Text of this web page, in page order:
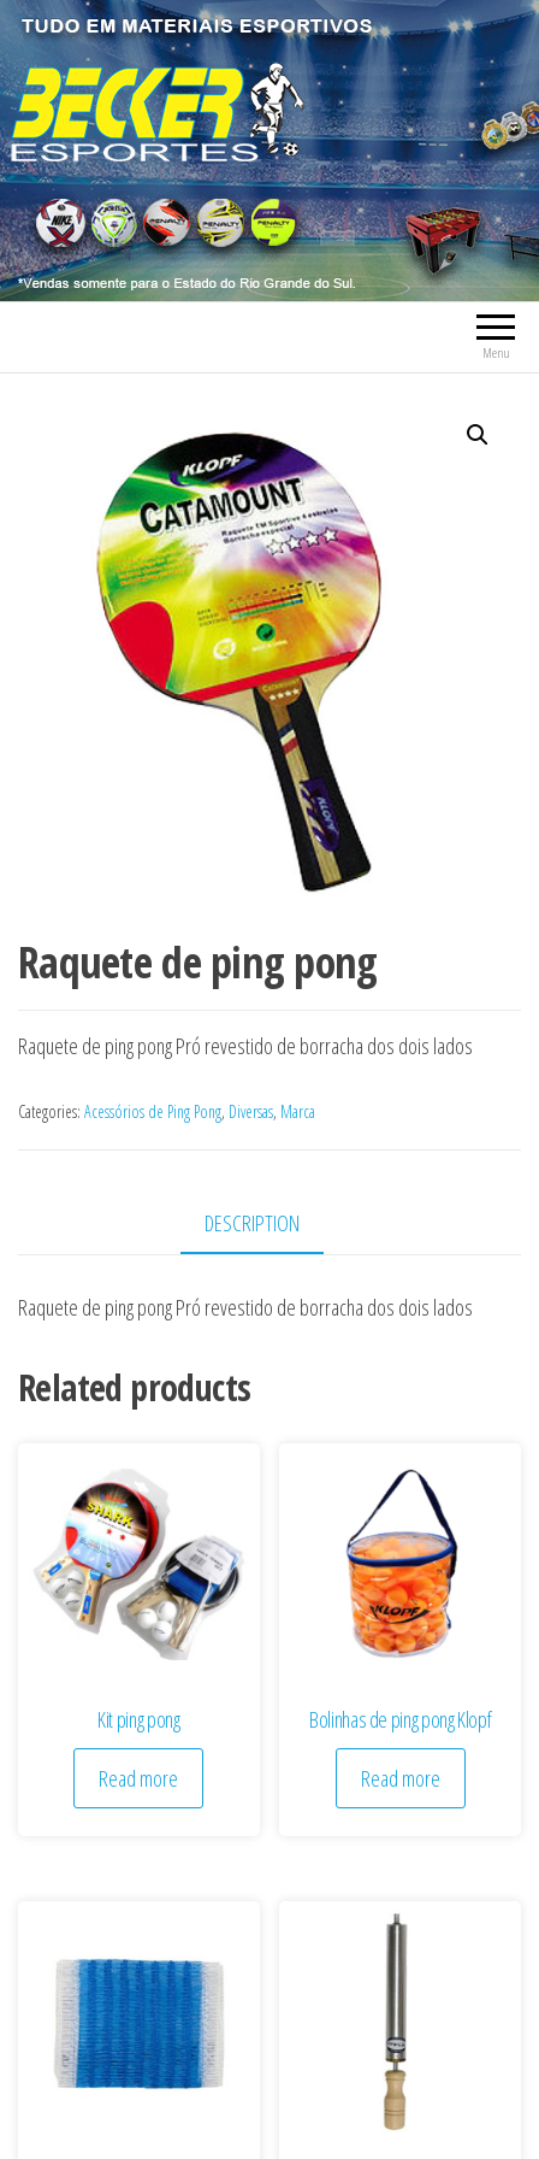
Becker Esportes
Tudo em Material Esportivo tais como
bolas, meia, troféus, chuteiras, tênis, tênis
futsal, material esportivo, caneleiras,
tornozeleiras, fardamentos.
Menu
Raquete de ping pong
Raquete de ping pong Pró revestido de borracha dos dois lados
Categories: Acessórios de Ping Pong, Diversas, Marca
DESCRIPTION
Raquete de ping pong Pró revestido de borracha dos dois lados
Related products
Kit ping pong
Read more
Bolinhas de ping pong Klopf
Read more